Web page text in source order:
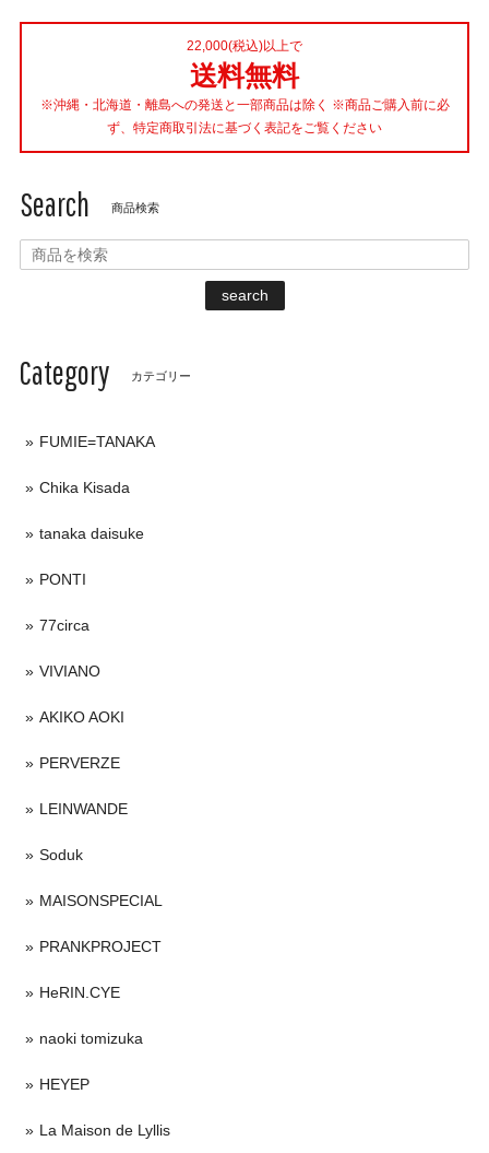
22,000(税込)以上で
送料無料
※沖縄・北海道・離島への発送と一部商品は除く ※商品ご購入前に必
ず、特定商取引法に基づく表記をご覧ください
Search 商品検索
search
Category カテゴリー
FUMIE=TANAKA
Chika Kisada
tanaka daisuke
PONTI
77circa
VIVIANO
AKIKO AOKI
PERVERZE
LEINWANDE
Soduk
MAISONSPECIAL
PRANKPROJECT
HeRIN.CYE
naoki tomizuka
HEYEP
La Maison de Lyllis